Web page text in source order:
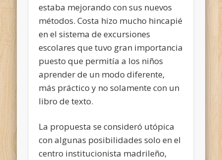
estaba mejorando con sus nuevos
métodos. Costa hizo mucho hincapié
en el sistema de excursiones
escolares que tuvo gran importancia
puesto que permitía a los niños
aprender de un modo diferente,
más práctico y no solamente con un
libro de texto.
La propuesta se consideró utópica
con algunas posibilidades solo en el
centro institucionista madrileño,